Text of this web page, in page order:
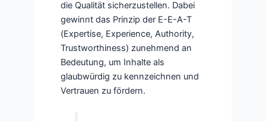
die Qualität sicherzustellen. Dabei
gewinnt das Prinzip der E-E-A-T
(Expertise, Experience, Authority,
Trustworthiness) zunehmend an
Bedeutung, um Inhalte als
glaubwürdig zu kennzeichnen und
Vertrauen zu fördern.